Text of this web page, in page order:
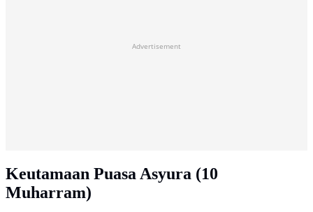
Advertisement
Keutamaan Puasa Asyura (10
Muharram)